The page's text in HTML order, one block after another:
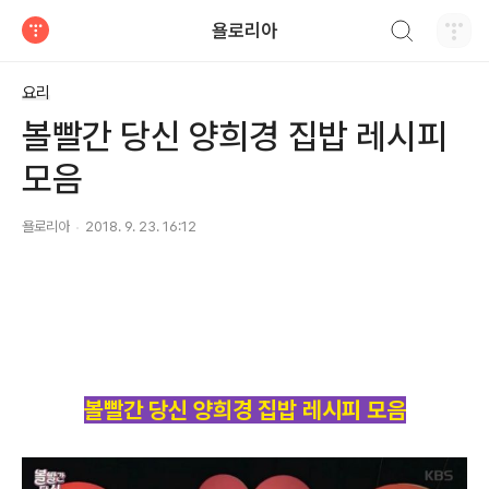
욜로리아
요리
볼빨간 당신 양희경 집밥 레시피
모음
욜로리아 2018. 9. 23. 16:12
볼빨간 당신 양희경 집밥 레시피 모음